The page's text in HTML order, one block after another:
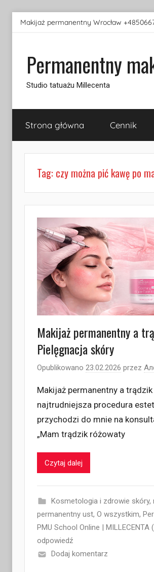
Przejdź
Makijaż permanentny Wrocław
Permanentny
Studio tatuażu Millecenta
Strona główna Cennik
Tag: czy można pić kawę po
Makijaż permanentny a
Pielęgnacja skóry
Opublikowano 23.02.2026 przez
Makijaż permanentny a
najtrudniejsza procedura
przychodzi do mnie na
„Mam trądzik różowaty
Czytaj dalej
Kosmetologia i zdrowie skóry,
permanentny ust, O wszystkim,
PMU School Online | MILLECENTA
odpowiedź
Dodaj komentarz